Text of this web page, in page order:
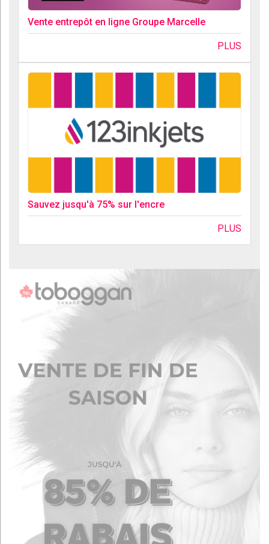
Vente entrepôt en ligne Groupe Marcelle
PLUS
Sauvez jusqu'à 75% sur l'encre
PLUS